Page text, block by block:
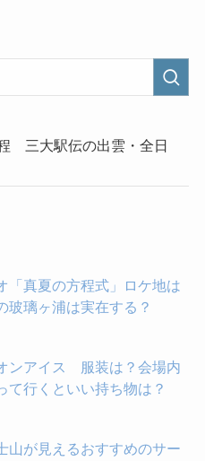
三大駅伝の出雲・全日
「真夏の方程式」ロケ地は
玻璃ヶ浦は実在する？
ンアイス 服装は？会場内
て行くといい持ち物は？
山が見えるおすすめのサー